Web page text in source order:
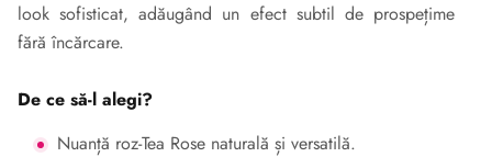
look sofisticat, adăugând un efect subtil de prospețime
fără încărcare.
De ce să-l alegi?
Nuanță roz-Tea Rose naturală și versatilă.